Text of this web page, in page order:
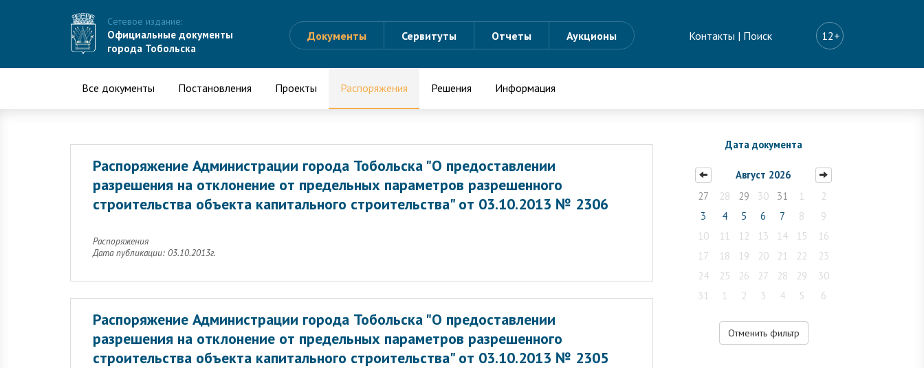
Сетевое издание:
Официальные документы
города Тобольска
Документы Сервитуты Отчеты Аукционы Контакты | Поиск 12+
Все документы Постановления Проекты Распоряжения Решения Информация
Распоряжение Администрации города Тобольска "О предоставлении
разрешения на отклонение от предельных параметров разрешенного
строительства объекта капитального строительства" от 03.10.2013 № 2306
Распоряжения
Дата публикации: 03.10.2013г.
Распоряжение Администрации города Тобольска "О предоставлении
разрешения на отклонение от предельных параметров разрешенного
строительства объекта капитального строительства" от 03.10.2013 № 2305
Дата документа
Август 2026
27
28 29 30 31 1
2
3
4 5 6 7 8
9
10
11 12 13 14 15
16
17
18 19 20 21 22
23
24
25 26 27 28 29
30
31
1 2 3 4 5 6
Отменить фильтр